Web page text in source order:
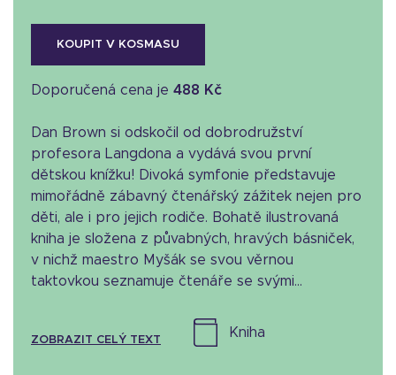
KOUPIT V KOSMASU
Doporučená cena je 488 Kč
Dan Brown si odskočil od dobrodružství
profesora Langdona a vydává svou první
dětskou knížku! Divoká symfonie představuje
mimořádně zábavný čtenářský zážitek nejen pro
děti, ale i pro jejich rodiče. Bohatě ilustrovaná
kniha je složena z půvabných, hravých básniček,
v nichž maestro Myšák se svou věrnou
taktovkou seznamuje čtenáře se svými...
ZOBRAZIT CELÝ TEXT
kniha